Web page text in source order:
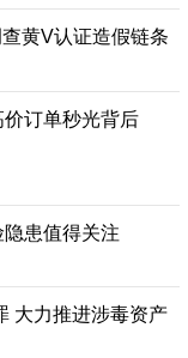
黄V认证造假链条
订单秒光背后
患值得关注
大力推进涉毒资产